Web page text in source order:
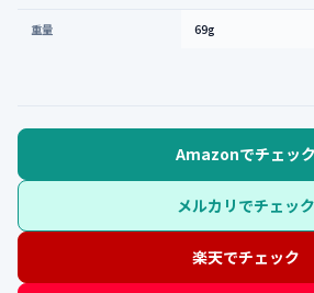
重量 69g
Amazonでチェック
メルカリでチェック
楽天でチェック